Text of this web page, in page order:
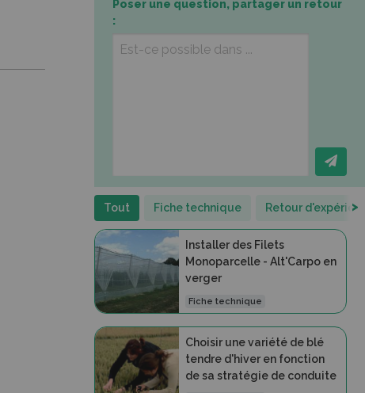
Poser une question, partager un retour
:
Tout Fiche technique Retour >
Installer des Filets
Monoparcelle - Alt'Carpo en
verger
Fiche technique
Choisir une variété de blé
tendre d'hiver en fonction
de sa stratégie de conduite